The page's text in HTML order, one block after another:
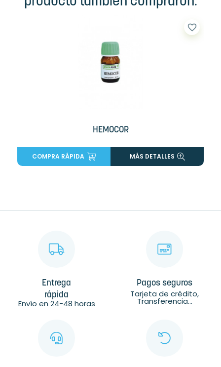
HEMOCOR
favorite_border
COMPRA RÁPIDA MÁS DETALLES
Entrega
rápida
Envío en 24-48 horas
Pagos seguros
Tarjeta de crédito,
Transferencia...